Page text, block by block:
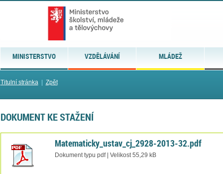
MINISTERSTVO VZDĚLÁVÁNÍ MLÁDEŽ
Titulní stránka| Zpět
DOKUMENT KE STAŽENÍ
Matematicky_ustav_cj_2928-2013-32.pdf
Dokument typu pdf | Velikost 55,29 kB